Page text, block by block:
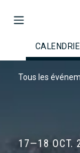
Tous les
17—18 OCT.